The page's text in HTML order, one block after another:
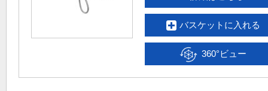
バスケットに入れる
360°ビュー